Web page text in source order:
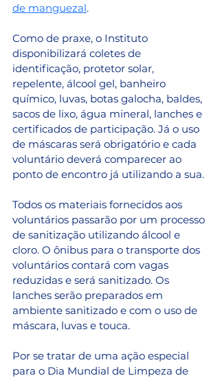
de manguezal.
Como de praxe, o Instituto
disponibilizará coletes de
identificação, protetor solar,
repelente, álcool gel, banheiro
químico, luvas, botas galocha, baldes,
sacos de lixo, água mineral, lanches e
certificados de participação. Já o uso
de máscaras será obrigatório e cada
voluntário deverá comparecer ao
ponto de encontro já utilizando a sua.
Todos os materiais fornecidos aos
voluntários passarão por um processo
de sanitização utilizando álcool e
cloro. O ônibus para o transporte dos
voluntários contará com vagas
reduzidas e será sanitizado. Os
lanches serão preparados em
ambiente sanitizado e com o uso de
máscara, luvas e touca.
Por se tratar de uma ação especial
para o Dia Mundial de Limpeza de